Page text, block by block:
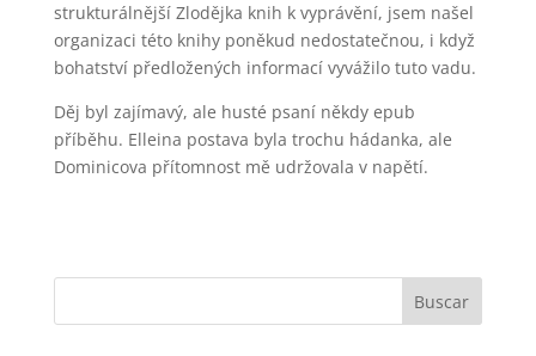
strukturálnější Zlodějka knih k vyprávění, jsem našel
organizaci této knihy poněkud nedostatečnou, i když
bohatství předložených informací vyvážilo tuto vadu.
Děj byl zajímavý, ale husté psaní někdy epub
příběhu. Elleina postava byla trochu hádanka, ale
Dominicova přítomnost mě udržovala v napětí.